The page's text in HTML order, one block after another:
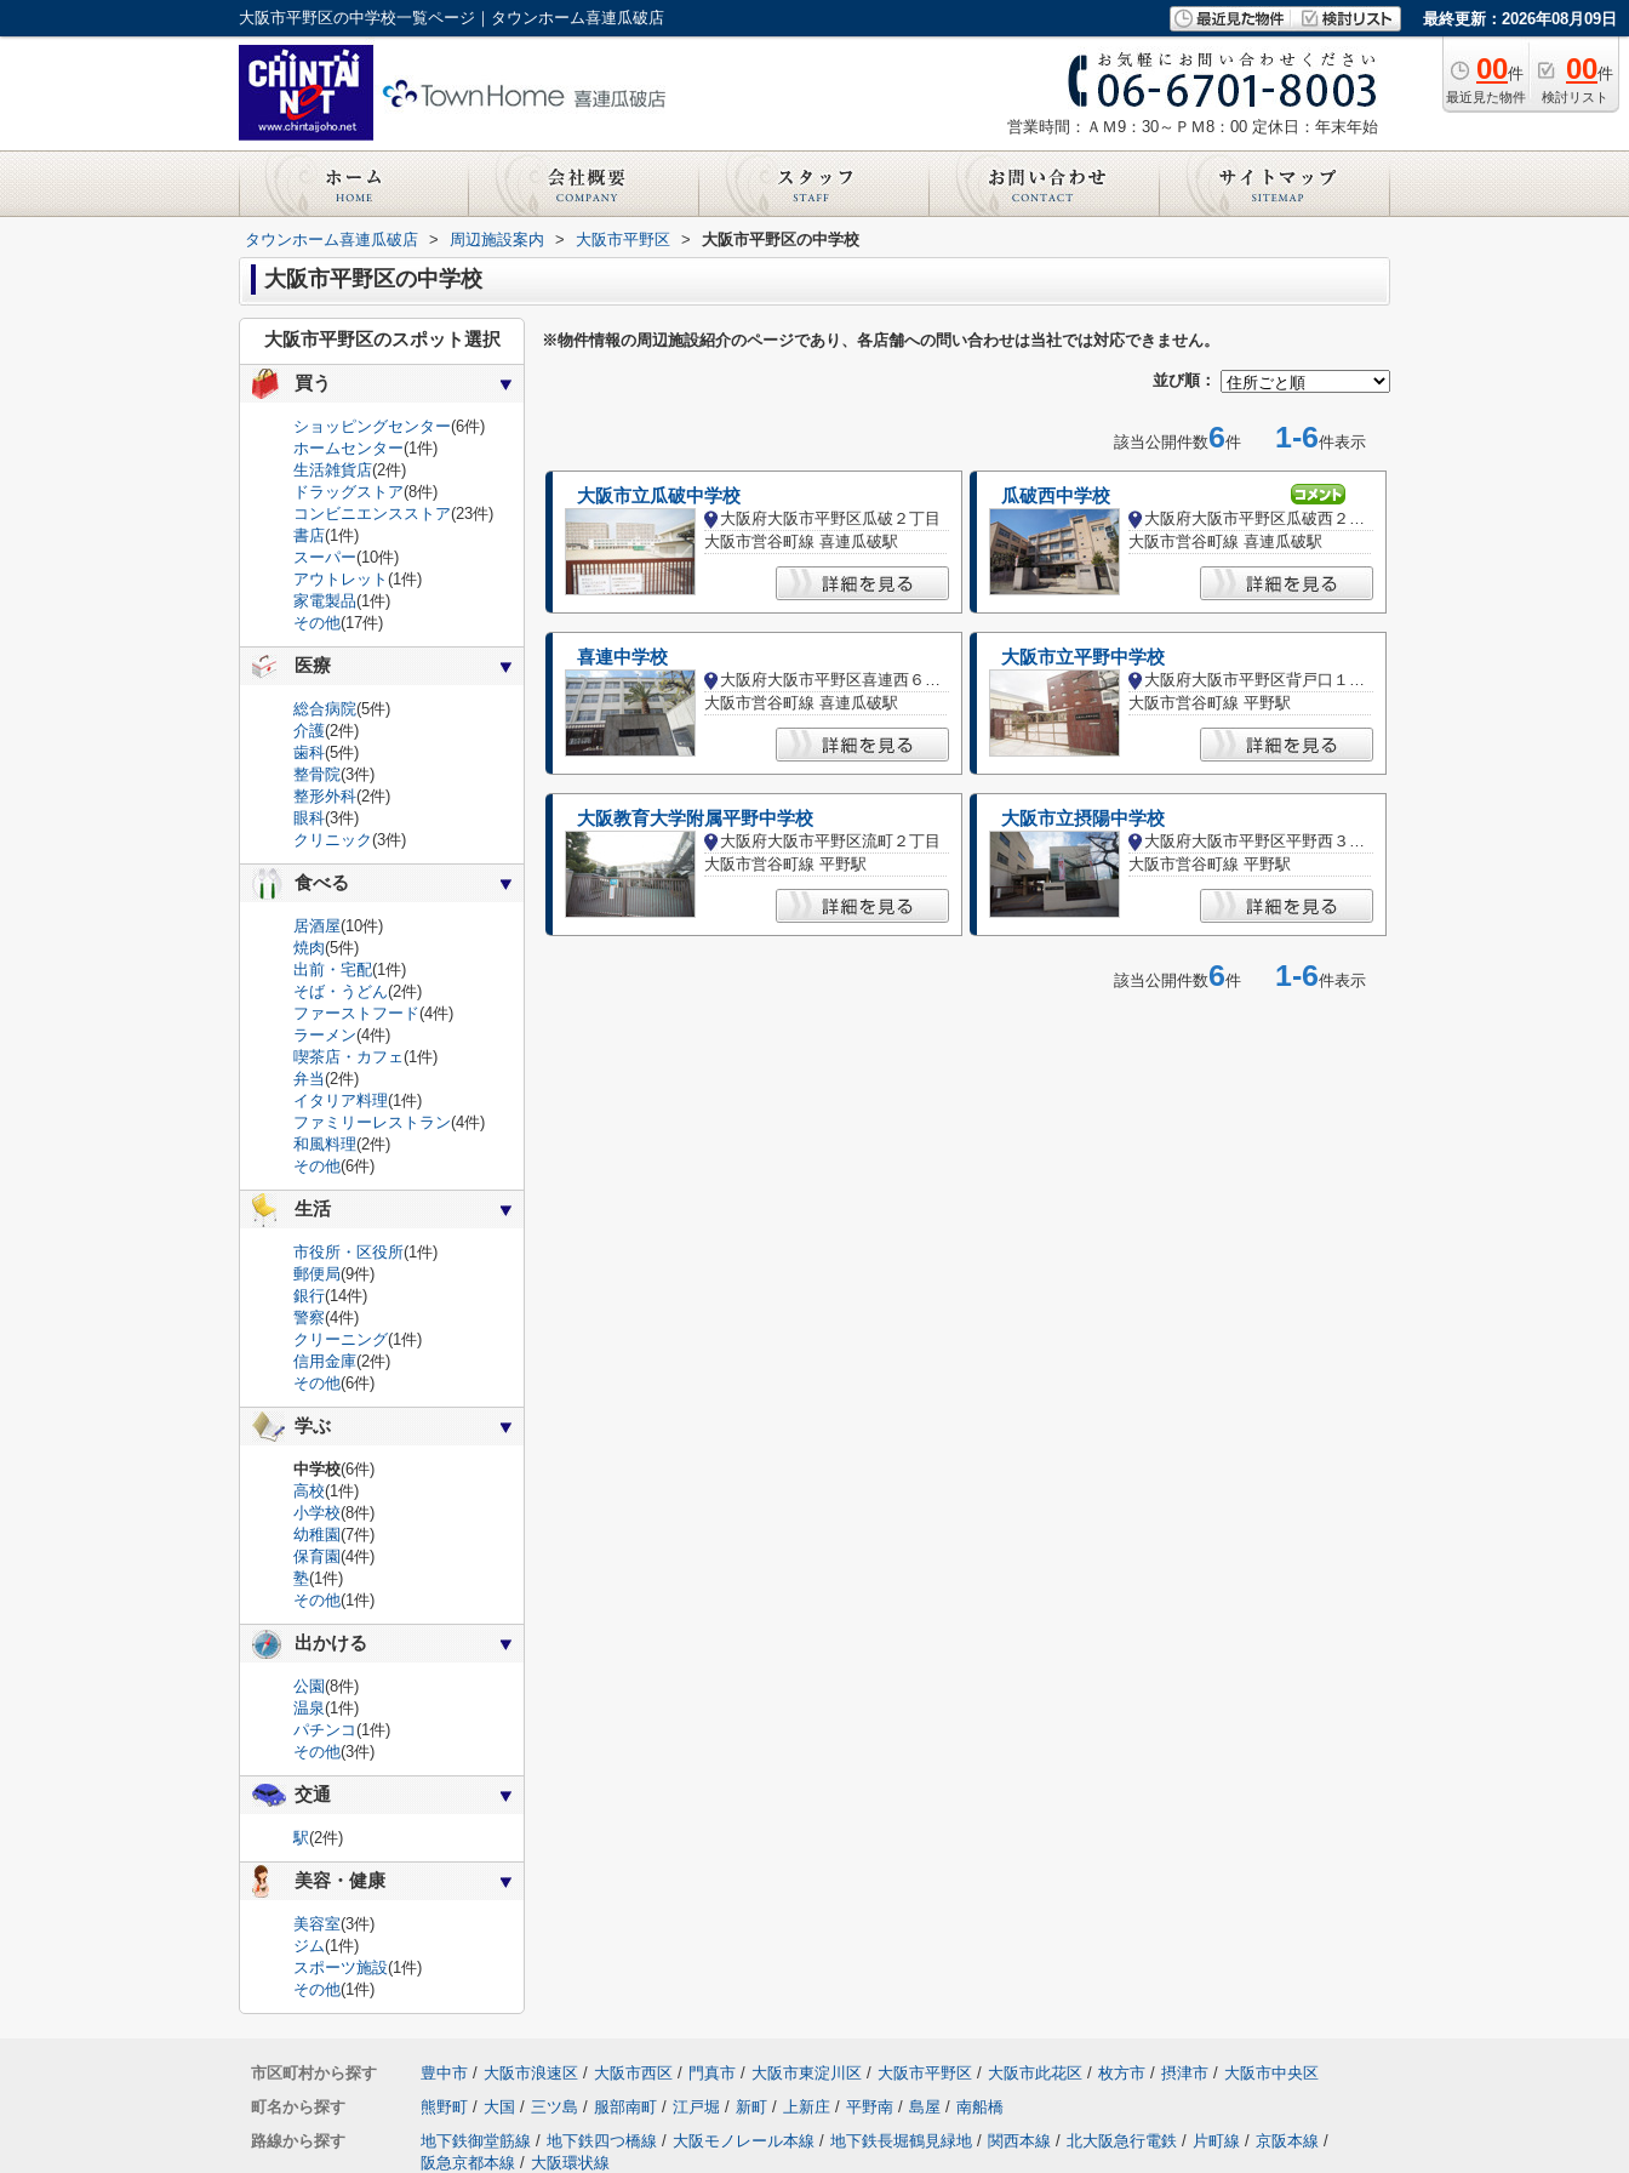
大阪市平野区の中学校一覧ページ｜タウンホーム喜連瓜破店 最終更新：2026年08月09日
00件
最近見た物件
00件
検討リスト
営業時間：ＡＭ9：30～ＰＭ8：00 定休日：年末年始
タウンホーム喜連瓜破店 > 周辺施設案内 > 大阪市平野区 > 大阪市平野区の中学校
大阪市平野区の中学校
※物件情報の周辺施設紹介のページであり、各店舗への問い合わせは当社では対応できません。
並び順：
該当公開件数6件 1-6件表示
大阪市立瓜破中学校
大阪府大阪市平野区瓜破２丁目
大阪市営谷町線 喜連瓜破駅
瓜破西中学校
大阪府大阪市平野区瓜破西２丁目
大阪市営谷町線 喜連瓜破駅
喜連中学校
大阪府大阪市平野区喜連西６丁目
大阪市営谷町線 喜連瓜破駅
大阪市立平野中学校
大阪府大阪市平野区背戸口１丁目
大阪市営谷町線 平野駅
大阪教育大学附属平野中学校
大阪府大阪市平野区流町２丁目
大阪市営谷町線 平野駅
大阪市立摂陽中学校
大阪府大阪市平野区平野西３丁目
大阪市営谷町線 平野駅
該当公開件数6件 1-6件表示
大阪市平野区のスポット選択
買う
ショッピングセンター(6件)
ホームセンター(1件)
生活雑貨店(2件)
ドラッグストア(8件)
コンビニエンスストア(23件)
書店(1件)
スーパー(10件)
アウトレット (1件)
家電製品(1件)
その他(17件)
医療
総合病院(5件)
介護(2件)
歯科(5件)
整骨院(3件)
整形外科(2件)
眼科(3件)
クリニック(3件)
食べる
居酒屋(10件)
焼肉(5件)
出前・宅配(1件)
そば・うどん(2件)
ファーストフード(4件)
ラーメン(4件)
喫茶店・カフェ(1件)
弁当(2件)
イタリア料理(1件)
ファミリーレストラン(4件)
和風料理(2件)
その他(6件)
生活
市役所・区役所(1件)
郵便局(9件)
銀行(14件)
警察(4件)
クリーニング(1件)
信用金庫(2件)
その他(6件)
学ぶ
中学校(6件)
高校(1件)
小学校(8件)
幼稚園(7件)
保育園(4件)
塾(1件)
その他(1件)
出かける
公園(8件)
温泉(1件)
パチンコ(1件)
その他(3件)
交通
駅(2件)
美容・健康
美容室(3件)
ジム(1件)
スポーツ施設(1件)
その他(1件)
市区町村から探す 豊中市 / 大阪市浪速区 / 大阪市西区 / 門真市 / 大阪市東淀川区 / 大阪市平野区 / 大阪市此花区 / 枚方市 / 摂津市 / 大阪市中央区
町名から探す
熊野町 / 大国 / 三ツ島 / 服部南町 / 江戸堀 / 新町 / 上新庄 / 平野南 / 島屋 / 南船橋
路線から探す
地下鉄御堂筋線 / 地下鉄四つ橋線 / 大阪モノレール本線 / 地下鉄長堀鶴見緑地 / 関西本線 / 北大阪急行電鉄 / 片町線 / 京阪本線 /
阪急京都本線 / 大阪環状線